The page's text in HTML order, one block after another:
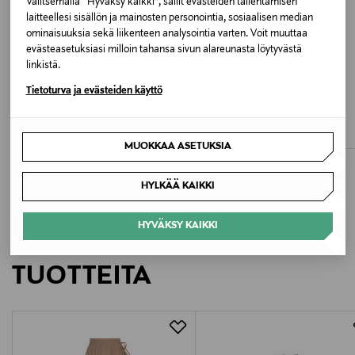
laitteellesi sisällön ja mainosten personointia, sosiaalisen median
ominaisuuksia sekä liikenteen analysointia varten. Voit muuttaa
evästeasetuksiasi milloin tahansa sivun alareunasta löytyvästä
linkistä.
Tietoturva ja evästeiden käyttö
MUOKKAA ASETUKSIA
HYLKÄÄ KAIKKI
HYVÄKSY KAIKKI
käännettynä. Tasokuivaus. Voi kutistua max. 8 %.
Muotoile kosteana.
Väri
520 PURPLE
Valmistajan tuotenumero
Valmistaja
Makia Clothing Oy
Nilsiänkatu 15, 00510 Helsinki, Finland
ETUKUPONKITUOTE
Original Price
39,99 €
Original Price
59,90 €
LISÄÄ KIINNOSTAVIA
TUOTTEITA